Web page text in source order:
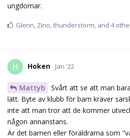
ungdomar.
Glenn, Zino,thunderstorm, and 4
H Hoken Jan '22
Mattyb
Svårt att se att man
lätt. Byte av klubb för barn kräver
inte att man tror att de kommer
någon annanstans.
Är det barnen eller föräldrarna som